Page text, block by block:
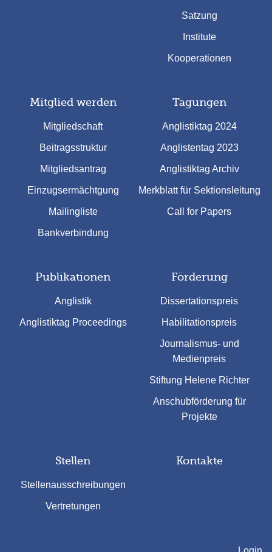
Satzung
Institute
Kooperationen
Mitglied werden
Mitgliedschaft
Beitragsstruktur
Mitgliedsantrag
Einzugsermächtgung
Mailingliste
Bankverbindung
Tagungen
Anglistiktag 2024
Anglistentag 2023
Anglistiktag Archiv
Merkblatt für Sektionsleitung
Call for Papers
Publikationen
Anglistik
Anglistiktag Proceedings
Förderung
Dissertationspreis
Habilitationspreis
Journalismus- und
Medienpreis
Stiftung Helene Richter
Anschubförderung für
Projekte
Stellen
Stellenausschreibungen
Vertretungen
Kontakte